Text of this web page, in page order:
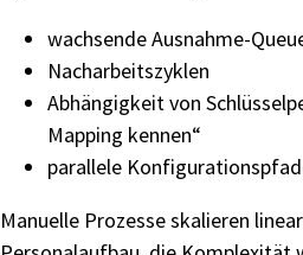
wachsende Ausnahme-
Nacharbeitszyklen
Abhängigkeit von
Mapping kennen“
parallele
Manuelle Prozesse skalieren